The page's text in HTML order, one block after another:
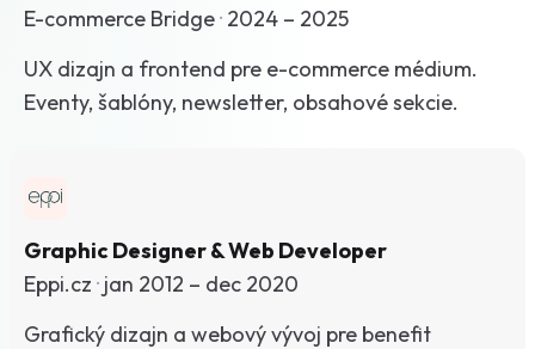
E-commerce Bridge· 2024 – 2025
UX dizajn a frontend pre e-commerce médium.
Eventy, šablóny, newsletter, obsahové sekcie.
Graphic Designer & Web Developer
Eppi.cz · jan 2012 – dec 2020
Grafický dizajn a webový vývoj pre benefit